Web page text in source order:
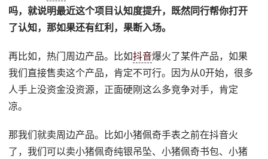
吗，就说明最近这个项目认知度提升，既然同行帮你打开
了认知，那如果还有红利，果断入场。
再比如，热门周边产品。比如抖音爆火了某件产品，如果
我们直接售卖这个产品，肯定不可行。因为从0开始，很多
人手上没资金没资源，正面硬刚这么多竞争对手，肯定
凉。
那我们就卖周边产品。比如小猪佩奇手表之前在抖音火
了，我们可以卖小猪佩奇纯银吊坠、小猪佩奇书包、小猪